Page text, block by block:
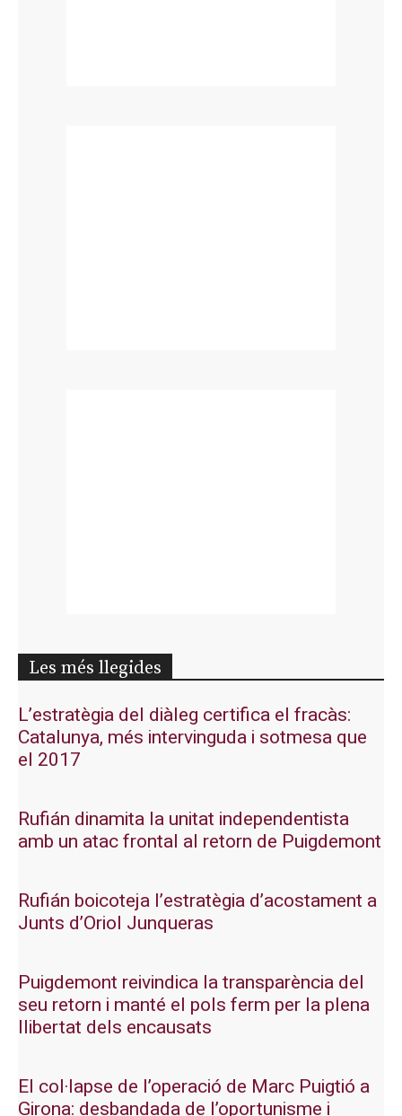
Les més llegides
L’estratègia del diàleg certifica el fracàs:
Catalunya, més intervinguda i sotmesa que
el 2017
Rufián dinamita la unitat independentista
amb un atac frontal al retorn de Puigdemont
Rufián boicoteja l’estratègia d’acostament a
Junts d’Oriol Junqueras
Puigdemont reivindica la transparència del
seu retorn i manté el pols ferm per la plena
llibertat dels encausats
El col·lapse de l’operació de Marc Puigtió a
Girona: desbandada de l’oportunisme i